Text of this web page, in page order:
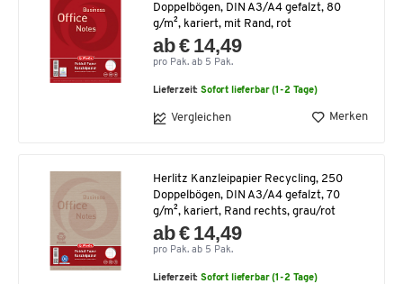
Doppelbögen, DIN A3/A4 gefalzt, 80
g/m², kariert, mit Rand, rot
ab € 14,49
pro Pak. ab 5 Pak.
Lieferzeit:Sofort lieferbar (1-2 Tage)
Vergleichen Merken
Herlitz Kanzleipapier Recycling, 250
Doppelbögen, DIN A3/A4 gefalzt, 70
g/m², kariert, Rand rechts, grau/rot
ab € 14,49
pro Pak. ab 5 Pak.
Lieferzeit:Sofort lieferbar (1-2 Tage)